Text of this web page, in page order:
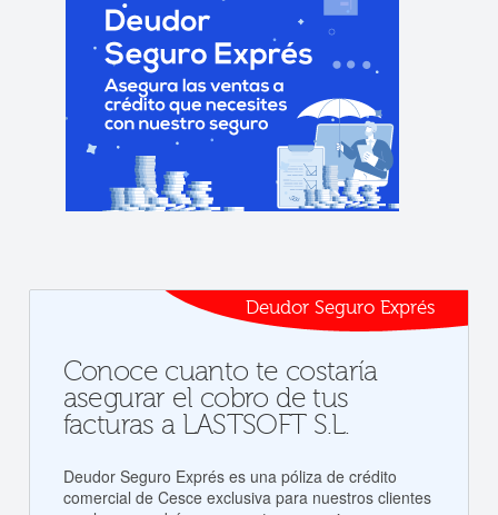
Deudor Seguro Exprés
Conoce cuanto te costaría
asegurar el cobro de tus
facturas a LASTSOFT S.L.
Deudor Seguro Exprés es una póliza de crédito
comercial de Cesce exclusiva para nuestros clientes